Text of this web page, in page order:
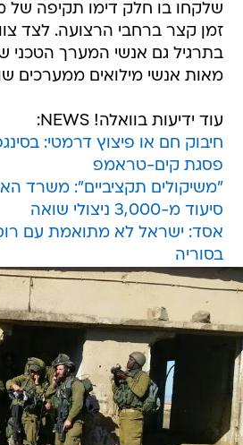
שלקחו בו חלק דימו תקיפה
זמן קצר ברחבי הרצועה. לצד
בתרגיל גם אנשי המערך הטכני
מאות אנשי מילואים ממערכים
עוד ידיעות בוואלה! NEWS:
חיבוק חם או פיצוץ דרמטי:
פסגת קים-טראמפ
"משיקולים תקציביים": משרד
סיעוד מ-3,000 ניצולי שואה
אסד: ישראל לא מתואמת עם
בסוריה